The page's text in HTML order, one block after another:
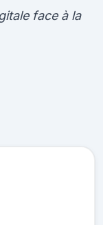
face à la